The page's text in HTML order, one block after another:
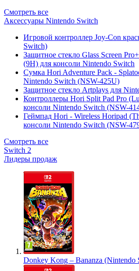
Смотреть все
Аксессуары Nintendo Switch
Игровой контроллер Joy-Con
Switch)
Защитное стекло Glass Screen
(9H) для консоли Nintendo Switch
Сумка Hori Adventure Pack -
Nintendo Switch (NSW-425U)
Защитное стекло Artplays для
Контроллеры Hori Split Pad Pro
консоли Nintendo Switch (NSW-
Геймпад Hori - Wireless Horipad
консоли Nintendo Switch (NSW-
Смотреть все
Switch 2
Лидеры продаж
Donkey Kong – Bananza (Nintendo